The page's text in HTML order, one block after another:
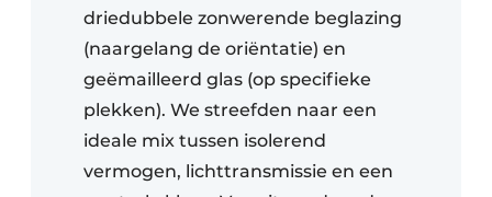
driedubbele zonwerende beglazing
(naargelang de oriëntatie) en
geëmailleerd glas (op specifieke
plekken). We streefden naar een
ideale mix tussen isolerend
vermogen, lichttransmissie en een